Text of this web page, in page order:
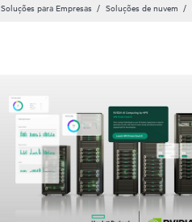
Soluções para Empresas Soluções de nuvem